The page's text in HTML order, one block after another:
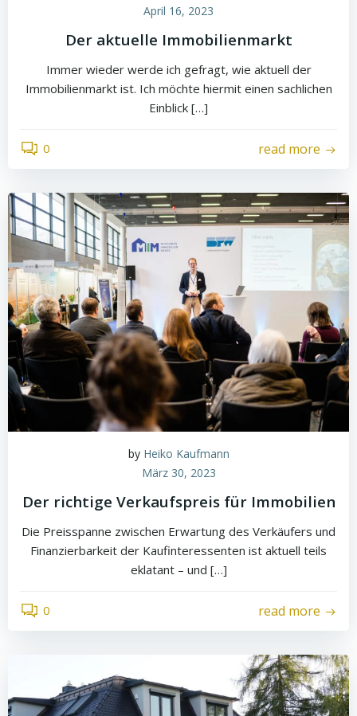
April 16, 2023
Der aktuelle Immobilienmarkt
Immer wieder werde ich gefragt, wie aktuell der
Immobilienmarkt ist. Ich möchte hiermit einen sachlichen
Einblick […]
0 read more
by Heiko Kaufmann
März 30, 2023
Der richtige Verkaufspreis für Immobilien
Die Preisspanne zwischen Erwartung des Verkäufers und
Finanzierbarkeit der Kaufinteressenten ist aktuell teils
eklatant – und […]
0 read more